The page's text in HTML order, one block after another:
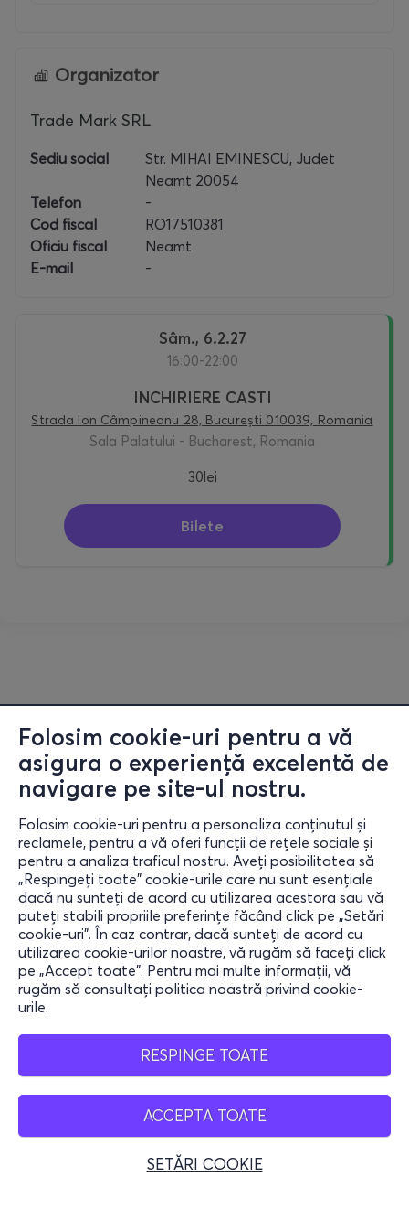
Folosim cookie-uri pentru a vă
asigura o experiență excelentă de
navigare pe site-ul nostru.
Folosim cookie-uri pentru a personaliza conținutul și
reclamele, pentru a vă oferi funcții de rețele sociale și
pentru a analiza traficul nostru. Aveți posibilitatea să
„Respingeți toate” cookie-urile care nu sunt esențiale
dacă nu sunteți de acord cu utilizarea acestora sau vă
puteți stabili propriile preferințe făcând click pe „Setări
cookie-uri”. În caz contrar, dacă sunteți de acord cu
utilizarea cookie-urilor noastre, vă rugăm să faceți click
pe „Accept toate”. Pentru mai multe informații, vă
rugăm să consultați politica noastră privind cookie-
urile.
RESPINGE TOATE
ACCEPTA TOATE
SETĂRI COOKIE
Organizator
Trade Mark SRL
Sediu social
Str. MIHAI EMINESCU, Judet
Neamt 20054
Telefon
-
Cod fiscal
RO17510381
Oficiu fiscal
Neamt
E-mail
-
sâm., 6.2.27
16:00-22:00
INCHIRIERE CASTI
Strada Ion Câmpineanu 28, București 010039, Romania
Sala Palatului - Bucharest, Romania
30lei
Bilete
Informații
Ajutor
Rămâi conectat
Mobile App